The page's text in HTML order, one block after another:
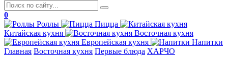
0
Роллы
Пицца
Китайская кухня Восточная кухня
Европейская кухня
Напитки
Главная Восточная кухня Первые блюда ХАРЧО